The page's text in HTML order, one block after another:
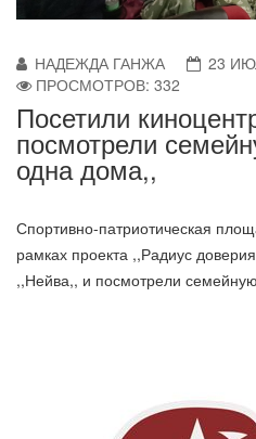
НАДЕЖДА ГАНЖА
23
ПРОСМОТРОВ: 332
Посетили
посмотрели
одна дома,,
Спортивно-патриотическая
рамках проекта ,,Радиус
,,Нейва,, и посмотрели